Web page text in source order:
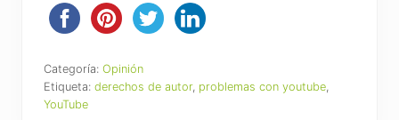
Categoría: Opinión
Etiqueta: derechos de autor, problemas con youtube,
YouTube